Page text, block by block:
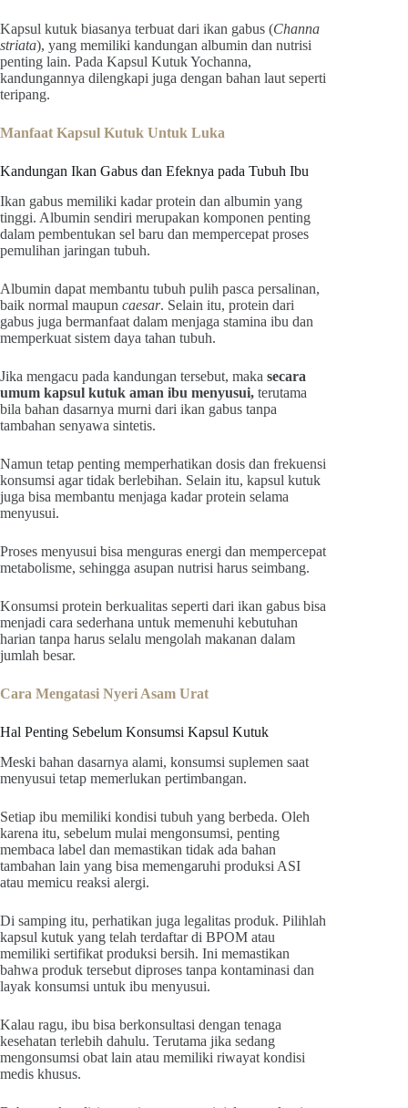
Kapsul kutuk biasanya terbuat dari ikan gabus (Channa
striata), yang memiliki kandungan albumin dan nutrisi
penting lain. Pada Kapsul Kutuk Yochanna,
kandungannya dilengkapi juga dengan bahan laut seperti
teripang.
Manfaat Kapsul Kutuk Untuk Luka
Kandungan Ikan Gabus dan Efeknya pada Tubuh Ibu
Ikan gabus memiliki kadar protein dan albumin yang
tinggi. Albumin sendiri merupakan komponen penting
dalam pembentukan sel baru dan mempercepat proses
pemulihan jaringan tubuh.
Albumin dapat membantu tubuh pulih pasca persalinan,
baik normal maupun caesar. Selain itu, protein dari
gabus juga bermanfaat dalam menjaga stamina ibu dan
memperkuat sistem daya tahan tubuh.
Jika mengacu pada kandungan tersebut, maka secara
umum kapsul kutuk aman ibu menyusui, terutama
bila bahan dasarnya murni dari ikan gabus tanpa
tambahan senyawa sintetis.
Namun tetap penting memperhatikan dosis dan frekuensi
konsumsi agar tidak berlebihan. Selain itu, kapsul kutuk
juga bisa membantu menjaga kadar protein selama
menyusui.
Proses menyusui bisa menguras energi dan mempercepat
metabolisme, sehingga asupan nutrisi harus seimbang.
Konsumsi protein berkualitas seperti dari ikan gabus bisa
menjadi cara sederhana untuk memenuhi kebutuhan
harian tanpa harus selalu mengolah makanan dalam
jumlah besar.
Cara Mengatasi Nyeri Asam Urat
Hal Penting Sebelum Konsumsi Kapsul Kutuk
Meski bahan dasarnya alami, konsumsi suplemen saat
menyusui tetap memerlukan pertimbangan.
Setiap ibu memiliki kondisi tubuh yang berbeda. Oleh
karena itu, sebelum mulai mengonsumsi, penting
membaca label dan memastikan tidak ada bahan
tambahan lain yang bisa memengaruhi produksi ASI
atau memicu reaksi alergi.
Di samping itu, perhatikan juga legalitas produk. Pilihlah
kapsul kutuk yang telah terdaftar di BPOM atau
memiliki sertifikat produksi bersih. Ini memastikan
bahwa produk tersebut diproses tanpa kontaminasi dan
layak konsumsi untuk ibu menyusui.
Kalau ragu, ibu bisa berkonsultasi dengan tenaga
kesehatan terlebih dahulu. Terutama jika sedang
mengonsumsi obat lain atau memiliki riwayat kondisi
medis khusus.